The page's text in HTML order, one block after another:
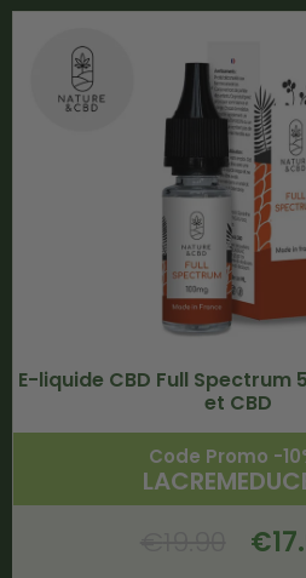
E-liquide CBD Full Spectrum
et CBD
Code Promo -
€